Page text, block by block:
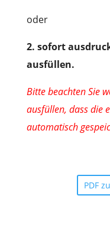
oder
2. sofort
ausfüllen.
Bitte beachten Sie
ausfüllen, dass die
automatisch
PDF